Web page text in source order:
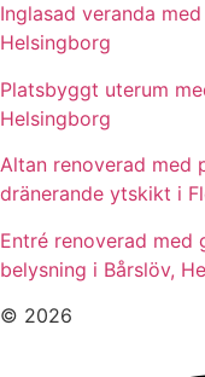
Inglasad veranda
Helsingborg
Platsbyggt uterum
Helsingborg
Altan renoverad med
dränerande ytskikt i
Entré renoverad
belysning i Bårslöv,
© 2026